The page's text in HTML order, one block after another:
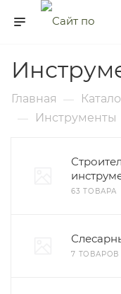
Главная —
—
Инструменты
63 ТОВАРА
7 ТОВАРОВ